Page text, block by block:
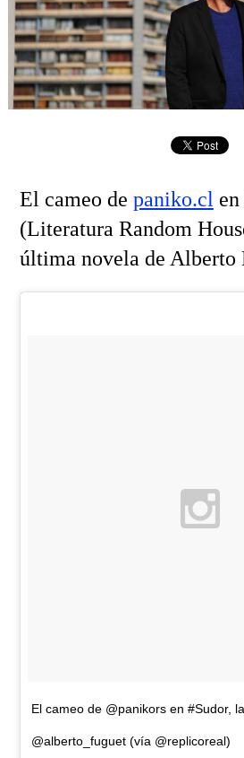
El cameo de paniko.cl en
(Literatura Random
última novela de Alberto
El cameo de @panikors en #Sudor,
@alberto_fuguet (vía @replicoreal)